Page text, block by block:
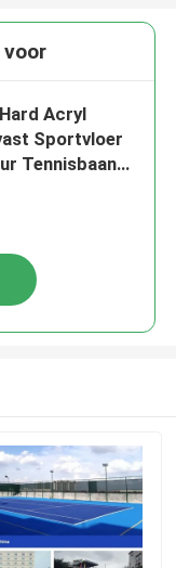
Acryl
Sportvloer
Tennisbaan